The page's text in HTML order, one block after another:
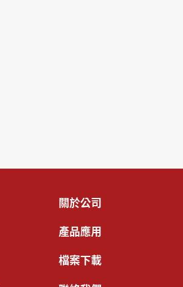
關於公司
產品應用
檔案下載